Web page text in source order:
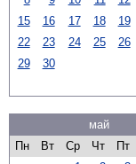
15
16 17 18 19
22
23 24 25 26
29
30
май
Пн
Вт Ср Чт Пт